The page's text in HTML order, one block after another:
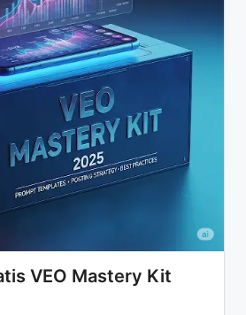
VEO Mastery Kit